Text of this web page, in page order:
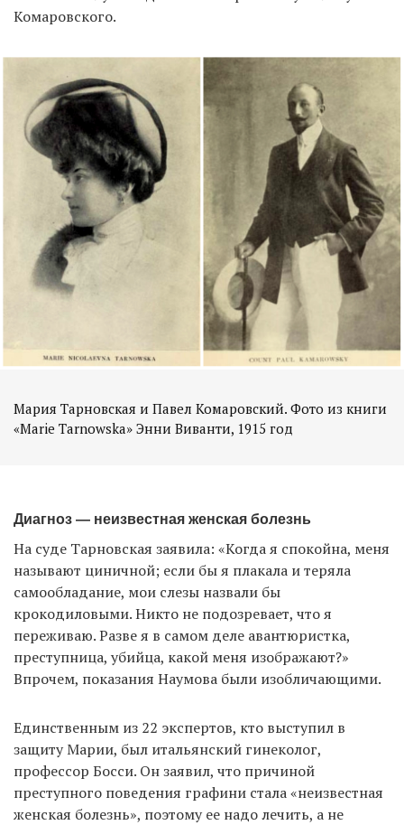
Комаровского.
Мария Тарновская и Павел Комаровский. Фото из книги
Диагноз — неизвестная женская болезнь
На суде Тарновская заявила: «Когда я спокойна, меня
называют циничной; если бы я плакала и теряла
самообладание, мои слезы назвали бы
крокодиловыми. Никто не подозревает, что я
переживаю. Разве я в самом деле авантюристка,
преступница, убийца, какой меня изображают?»
Впрочем, показания Наумова были изобличающими.
Единственным из 22 экспертов, кто выступил в
защиту Марии, был итальянский гинеколог,
профессор Босси. Он заявил, что причиной
преступного поведения графини стала «неизвестная
женская болезнь», поэтому ее надо лечить, а не